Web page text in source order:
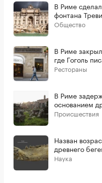
В Риме
фонтана
Общество
В Риме
где Гоголь
Рестораны
В Риме
основанием
Происшествия
Назван
древнего
Наука